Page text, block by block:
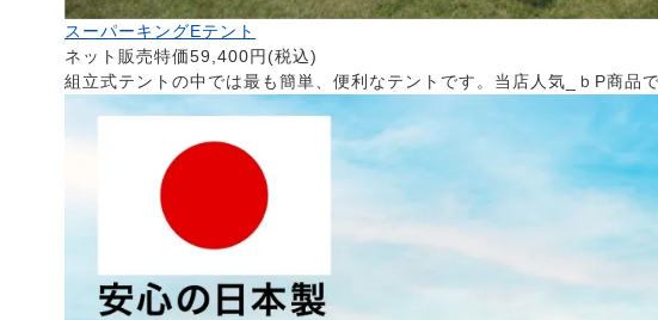
スーパーキングEテント
ネット販売特価59,400円(税込)
組立式テントの中では最も簡単、便利なテントです。当店人気_ｂP商品で